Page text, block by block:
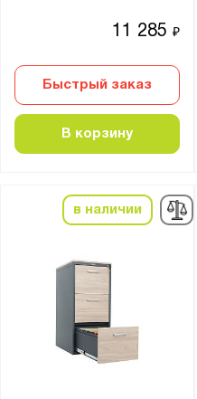
11 285₽
Быстрый заказ
В корзину
в наличии